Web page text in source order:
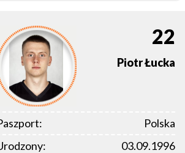
22
PiotrŁucka
Polska
03.09.1996